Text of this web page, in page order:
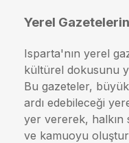
Yerel
Isparta'nın yerel
kültürel dokusunu
Bu gazeteler,
ardı edebileceği
yer vererek, halkın
ve kamuoyu